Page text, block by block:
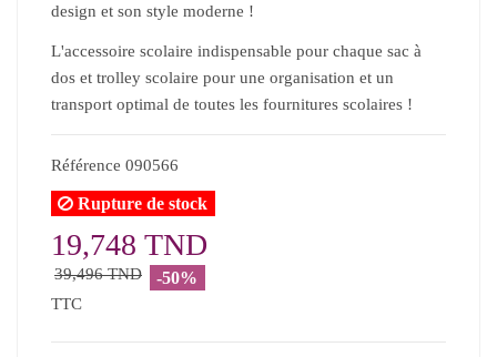
design et son style moderne !
L'accessoire scolaire indispensable pour chaque sac à
dos et trolley scolaire pour une organisation et un
transport optimal de toutes les fournitures scolaires !
Référence 090566
Rupture de stock
19,748 TND
39,496 TND -50%
TTC